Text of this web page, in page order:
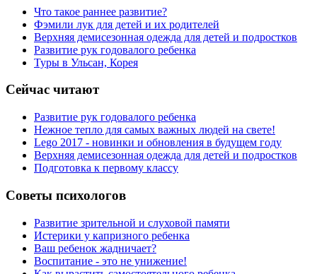
Что такое раннее развитие?
Фэмили лук для детей и их родителей
Верхняя демисезонная одежда для детей и подростков
Развитие рук годовалого ребенка
Туры в Ульсан, Корея
Сейчас читают
Развитие рук годовалого ребенка
Нежное тепло для самых важных людей на свете!
Lego 2017 - новинки и обновления в будущем году
Верхняя демисезонная одежда для детей и подростков
Подготовка к первому классу
Советы психологов
Развитие зрительной и слуховой памяти
Истерики у капризного ребенка
Ваш ребенок жадничает?
Воспитание - это не унижение!